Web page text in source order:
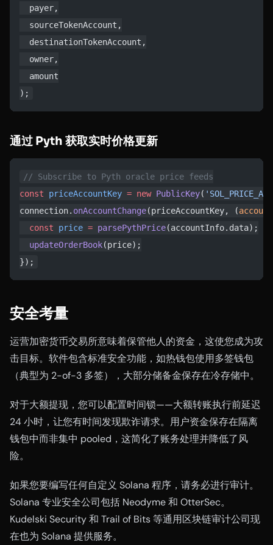
  payer,
  sourceTokenAccount,
  destinationTokenAccount,
  owner,
  amount
);
通过 Pyth 获取实时价格更新
// Subscribe to Pyth oracle price feeds
const priceAccountKey = new PublicKey(
connection. onAccountChange(priceAccountKey, (
  const
price = parsePythPrice(accountInfo.data);
  updateOrderBook
(price);
});
安全考量
运营加密货币交易所意味着保管他人的资金，这使您成为攻
击目标。软件包含标准安全功能，如热钱包使用多签钱包
（典型为 2-of-3 多签），大部分储备金保存在冷存储中。
对于大额提现，您可以配置时间锁——大额转账执行前延迟
24 小时，让您有时间发现欺诈请求。用户资金保存在隔离
钱包中而非集中 pooled，这简化了账务处理并降低了风
险。
如果您要编写任何自定义 Solana 程序，请务必进行审计。
Solana 专业安全公司包括 Neodyme 和 OtterSec。
Kudelski Security 和 Trail of Bits 等通用区块链审计公司现
在也为 Solana 提供服务。